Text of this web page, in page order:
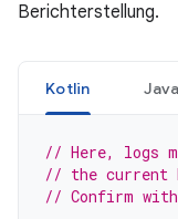
Berichterstellung.
Kotlin Java
// Here, logs
// the current
// Confirm with